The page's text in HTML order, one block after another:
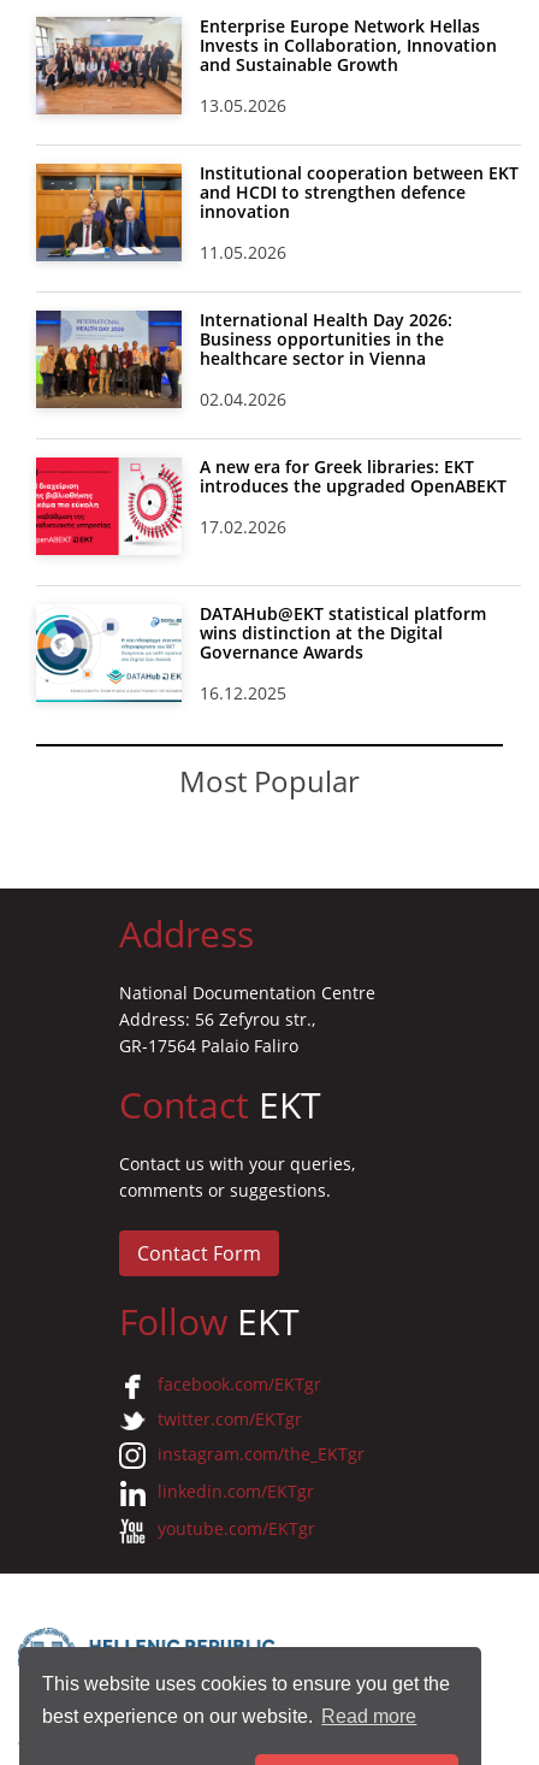
This website uses cookies to ensure you get the
best experience on our website. Read more
Enterprise Europe Network Hellas
Invests in Collaboration, Innovation
and Sustainable Growth
13.05.2026
Institutional cooperation between EKT
and HCDI to strengthen defence
innovation
11.05.2026
International Health Day 2026:
Business opportunities in the
healthcare sector in Vienna
02.04.2026
A new era for Greek libraries: EKT
introduces the upgraded OpenABEKT
17.02.2026
DATAHub@EKT statistical platform
wins distinction at the Digital
Governance Awards
16.12.2025
Most Popular
Address
National Documentation Centre
Address: 56 Zefyrou str.,
GR-17564 Palaio Faliro
Contact EKT
Contact us with your queries,
comments or suggestions.
Contact Form
Follow EKT
facebook.com/EKTgr
twitter.com/EKTgr
instagram.com/the_EKTgr
linkedin.com/EKTgr
youtube.com/EKTgr
© 2026 National Documentation Centre